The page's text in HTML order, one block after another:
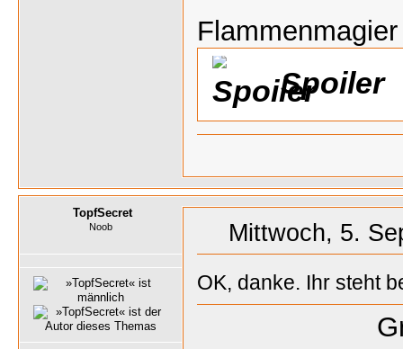
Spoiler
TopfSecret
Noob Mittwoch, 5.
OK, danke. Ihr steht